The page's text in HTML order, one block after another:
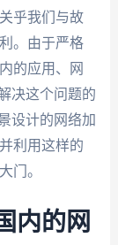
乎我们与故
。由于严格
的应用、网
决这个问题的
设计的网络加
利用这样的
门。
内的网